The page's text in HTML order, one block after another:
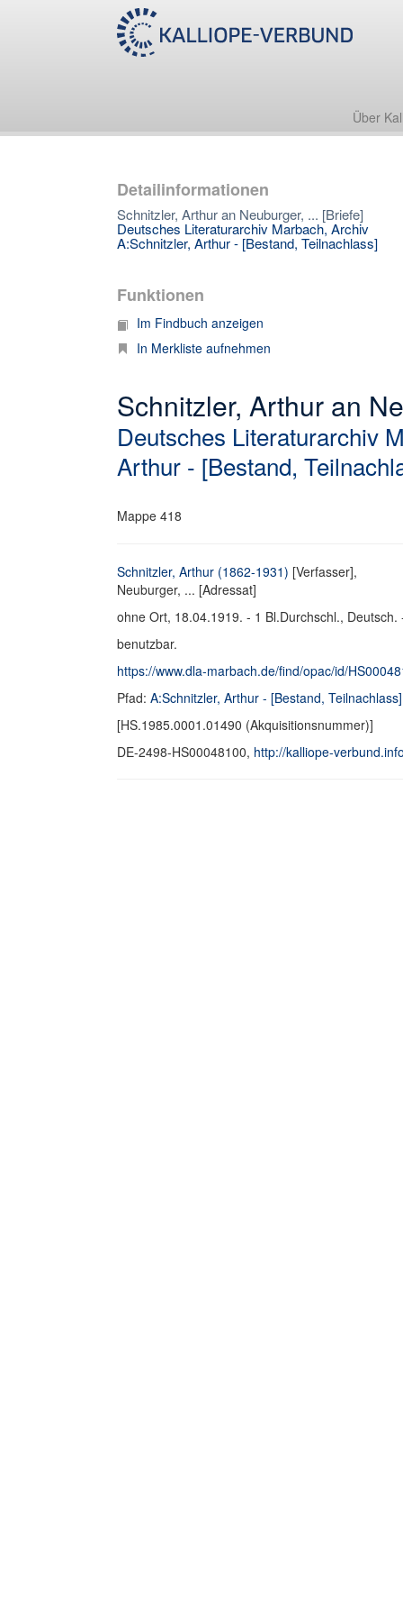
Über
Detailinformationen
Schnitzler, Arthur an Neuburger, ... [Briefe]
Deutsches Literaturarchiv Marbach, Archiv
A:Schnitzler, Arthur - [Bestand, Teilnachlass]
Funktionen
Im Findbuch anzeigen
In Merkliste aufnehmen
Schnitzler, Arthur an
Deutsches Literaturarchiv
Arthur - [Bestand,
Mappe 418
Schnitzler, Arthur (1862-1931) [Verfasser],
Neuburger, ... [Adressat]
ohne Ort, 18.04.1919. - 1 Bl.Durchschl., Deutsch.
benutzbar.
https://www.dla-marbach.de/find/opac/id/
Pfad: A:Schnitzler, Arthur - [Bestand, Teilnachlass]
[HS.1985.0001.01490 (Akquisitionsnummer)]
DE-2498-HS00048100, http://kalliope-